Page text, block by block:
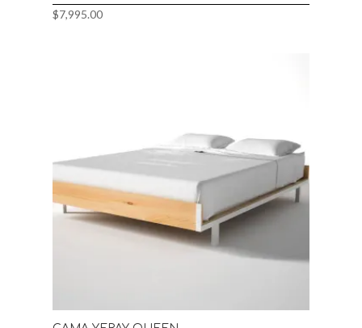
$7,995.00